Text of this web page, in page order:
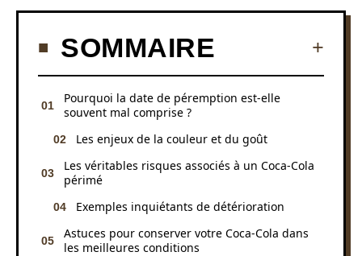
SOMMAIRE
Pourquoi la date de péremption est-elle
souvent mal comprise ?
Les enjeux de la couleur et du goût
Les véritables risques associés à un Coca-Cola
périmé
Exemples inquiétants de détérioration
Astuces pour conserver votre Coca-Cola dans
les meilleures conditions